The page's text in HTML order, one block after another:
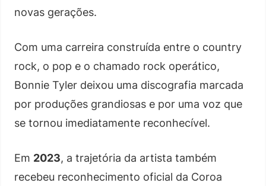
novas gerações.
Com uma carreira construída entre o country
rock, o pop e o chamado rock operático,
Bonnie Tyler deixou uma discografia marcada
por produções grandiosas e por uma voz que
se tornou imediatamente reconhecível.
Em 2023, a trajetória da artista também
recebeu reconhecimento oficial da Coroa